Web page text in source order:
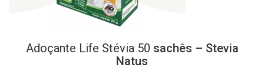
Adoçante Life Stévia 50 sachês – Stevia
Natus